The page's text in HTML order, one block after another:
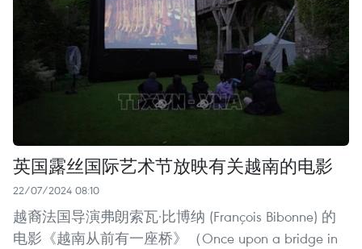
英国露丝国际艺术节放映有关越南的电影
22/07/2024 08:10
越裔法国导演弗朗索瓦·比博纳 (François Bibonne) 的
电影《越南从前有一座桥》（Once upon a bridge in